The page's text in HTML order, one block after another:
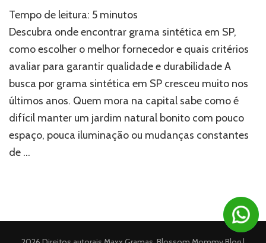
encontrar
grama
em
SP?
Tempo de leitura: 5 minutos
Descubra onde encontrar grama sintética em SP,
como escolher o melhor fornecedor e quais critérios
avaliar para garantir qualidade e durabilidade A
busca por grama sintética em SP cresceu muito nos
últimos anos. Quem mora na capital sabe como é
difícil manter um jardim natural bonito com pouco
espaço, pouca iluminação ou mudanças constantes
de …